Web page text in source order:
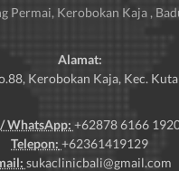
Permai, Kerobokan Kaja ,
Alamat:
Kerobokan Kaja, Kec.
WhatsApp: +62878 6166
Telepon: +62361419129
sukaclinicbali@gmail.com